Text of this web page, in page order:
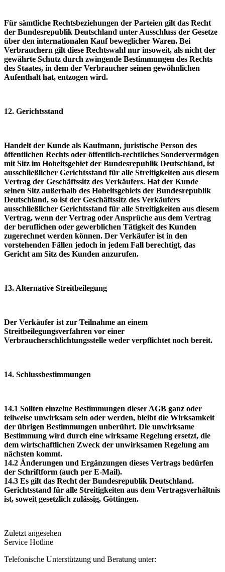
Für sämtliche Rechtsbeziehungen der Parteien gilt das Recht
der Bundesrepublik Deutschland unter Ausschluss der Gesetze
über den internationalen Kauf beweglicher Waren. Bei
Verbrauchern gilt diese Rechtswahl nur insoweit, als nicht der
gewährte Schutz durch zwingende Bestimmungen des Rechts
des Staates, in dem der Verbraucher seinen gewöhnlichen
Aufenthalt hat, entzogen wird.
12. Gerichtsstand
Handelt der Kunde als Kaufmann, juristische Person des
öffentlichen Rechts oder öffentlich-rechtliches Sondervermögen
mit Sitz im Hoheitsgebiet der Bundesrepublik Deutschland, ist
ausschließlicher Gerichtsstand für alle Streitigkeiten aus diesem
Vertrag der Geschäftssitz des Verkäufers. Hat der Kunde
seinen Sitz außerhalb des Hoheitsgebiets der Bundesrepublik
Deutschland, so ist der Geschäftssitz des Verkäufers
ausschließlicher Gerichtsstand für alle Streitigkeiten aus diesem
Vertrag, wenn der Vertrag oder Ansprüche aus dem Vertrag
der beruflichen oder gewerblichen Tätigkeit des Kunden
zugerechnet werden können. Der Verkäufer ist in den
vorstehenden Fällen jedoch in jedem Fall berechtigt, das
Gericht am Sitz des Kunden anzurufen.
13. Alternative Streitbeilegung
Der Verkäufer ist zur Teilnahme an einem
Streitbeilegungsverfahren vor einer
Verbraucherschlichtungsstelle weder verpflichtet noch bereit.
14. Schlussbestimmungen
14.1 Sollten einzelne Bestimmungen dieser AGB ganz oder
teilweise unwirksam sein oder werden, bleibt die Wirksamkeit
der übrigen Bestimmungen unberührt. Die unwirksame
Bestimmung wird durch eine wirksame Regelung ersetzt, die
dem wirtschaftlichen Zweck der unwirksamen Regelung am
nächsten kommt.
14.2 Änderungen und Ergänzungen dieses Vertrags bedürfen
der Schriftform (auch per E‑Mail).
14.3 Es gilt das Recht der Bundesrepublik Deutschland.
Gerichtsstand für alle Streitigkeiten aus dem Vertragsverhältnis
ist, soweit gesetzlich zulässig, Göttingen.
Zuletzt angesehen
Service Hotline
Telefonische Unterstützung und Beratung unter: